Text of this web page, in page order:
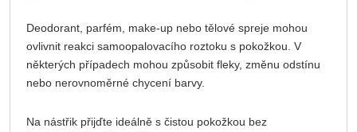
Deodorant, parfém, make-up nebo tělové spreje mohou
ovlivnit reakci samoopalovacího roztoku s pokožkou. V
některých případech mohou způsobit fleky, změnu odstínu
nebo nerovnoměrné chycení barvy.
Na nástřik přijďte ideálně s čistou pokožkou bez